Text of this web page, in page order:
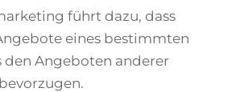
führt dazu, dass
eines bestimmten
den Angeboten anderer